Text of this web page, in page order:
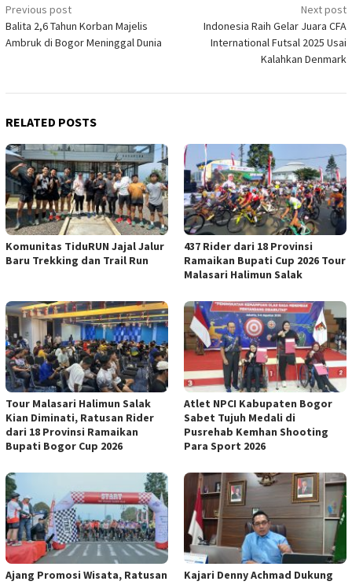
Post
navigation
Previous post
Balita 2,6 Tahun Korban Majelis
Ambruk di Bogor Meninggal Dunia
Next post
Indonesia Raih Gelar Juara CFA
International Futsal 2025 Usai
Kalahkan Denmark
RELATED POSTS
Komunitas TiduRUN Jajal Jalur
Baru Trekking dan Trail Run
437 Rider dari 18 Provinsi
Ramaikan Bupati Cup 2026 Tour
Malasari Halimun Salak
Tour Malasari Halimun Salak
Kian Diminati, Ratusan Rider
dari 18 Provinsi Ramaikan
Bupati Bogor Cup 2026
Atlet NPCI Kabupaten Bogor
Sabet Tujuh Medali di
Pusrehab Kemhan Shooting
Para Sport 2026
Ajang Promosi Wisata, Ratusan
Kajari Denny Achmad Dukung